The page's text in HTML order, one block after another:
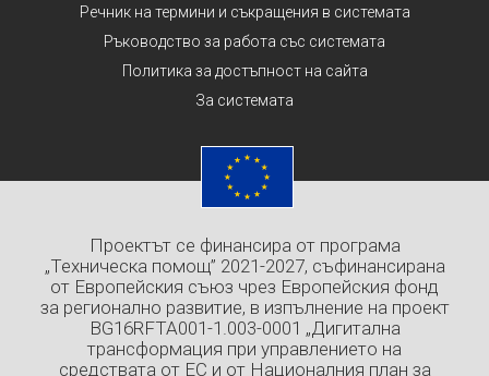
Речник на термини и съкращения в системата
Ръководство за работа със системата
Политика за достъпност на сайта
За системата
Проектът се финансира от програма
„Техническа помощ” 2021-2027, съфинансирана
от Европейския съюз чрез Европейския фонд
за регионално развитие, в изпълнение на проект
BG16RFTA001-1.003-0001 „Дигитална
трансформация при управлението на
средствата от ЕС и от Националния план за